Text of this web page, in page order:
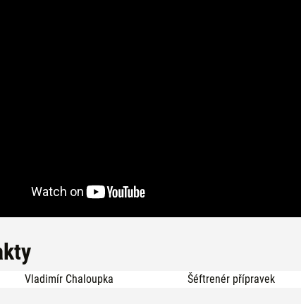
Vladimír Chaloupka Šéftrenér přípravek